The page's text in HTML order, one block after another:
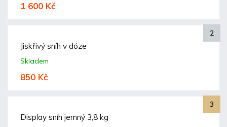
1 600 Kč
Jiskřivý sníh v dóze
Skladem
850 Kč
Display sníh jemný 3,8 kg